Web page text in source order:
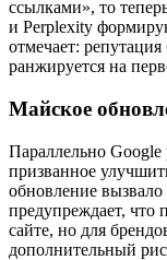
ссылками», то
и Perplexity
отмечает:
ранжируется на
Майское
Параллельно Google
призванное
обновление
предупреждает, что
сайте, но для
дополнительный